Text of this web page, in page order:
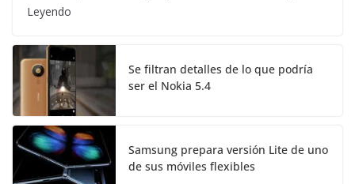
Leyendo
Se filtran detalles de lo que podría
ser el Nokia 5.4
Samsung prepara versión Lite de uno
de sus móviles flexibles